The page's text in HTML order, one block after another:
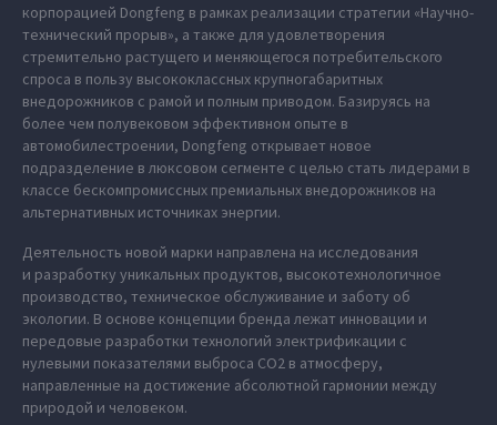
корпорацией Dongfeng в рамках реализации стратегии «Научно-
технический прорыв», а также для удовлетворения
стремительно растущего и меняющегося потребительского
спроса в пользу высококлассных крупногабаритных
внедорожников с рамой и полным приводом. Базируясь на
более чем полувековом эффективном опыте в
автомобилестроении, Dongfeng открывает новое
подразделение в люксовом сегменте с целью стать лидерами в
классе бескомпромиссных премиальных внедорожников на
альтернативных источниках энергии.
Деятельность новой марки направлена на исследования
и разработку уникальных продуктов, высокотехнологичное
производство, техническое обслуживание и заботу об
экологии. В основе концепции бренда лежат инновации и
передовые разработки технологий электрификации с
нулевыми показателями выброса СО2 в атмосферу,
направленные на достижение абсолютной гармонии между
природой и человеком.